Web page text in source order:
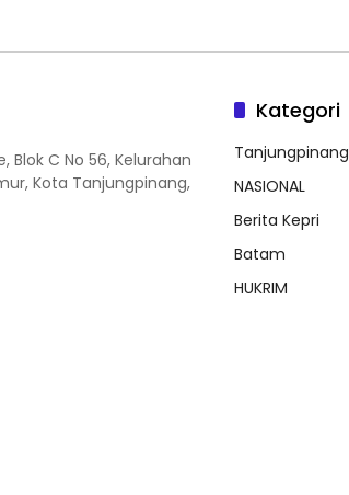
Blok C No 56, Kelurahan
Kota Tanjungpinang,
Kategori
Tanjungpinang
NASIONAL
Berita Kepri
Batam
HUKRIM